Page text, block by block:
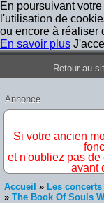
En poursuivant
l'utilisation de
ou encore à réaliser
En savoir plus
Retour au
Annonce
Si votre ancien
et n'oubliez pas
avant
Accueil » Les
» The Book Of Souls